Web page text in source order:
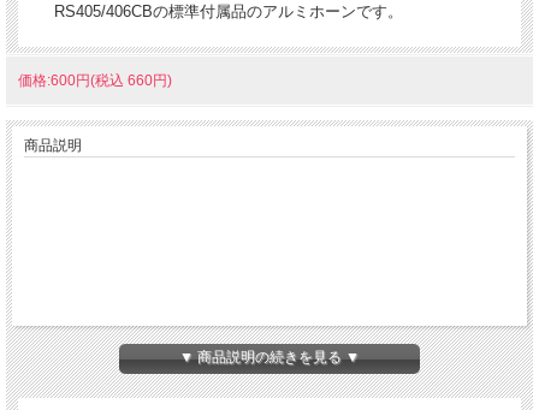
RS405/406CBの標準付属品のアルミホーンです。
価格:600円(税込 660円)
商品説明
▼ 商品説明の続きを見る ▼